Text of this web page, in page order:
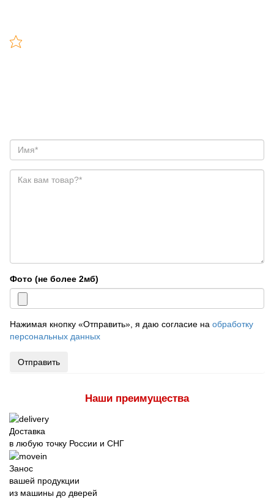
Фото (не более 2мб)
Нажимая кнопку «Отправить», я даю согласие на обработку
персональных данных
Отправить
Наши преимущества
Доставка
в любую точку России и СНГ
Занос
вашей продукции
из машины до дверей